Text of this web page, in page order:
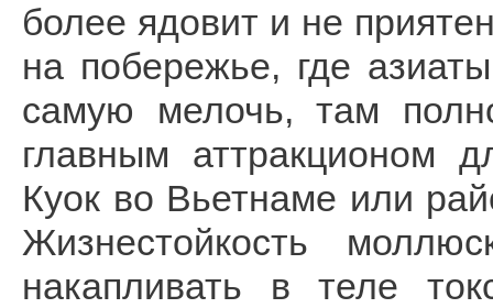
более ядовит и не
на побережье, где
самую мелочь, там
главным аттракционом
Куок во Вьетнаме или
Жизнестойкость
накапливать в теле